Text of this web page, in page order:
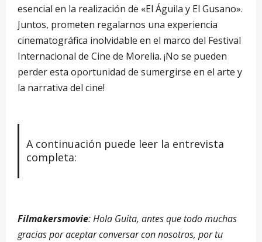
esencial en la realización de «El Águila y El Gusano».
Juntos, prometen regalarnos una experiencia
cinematográfica inolvidable en el marco del Festival
Internacional de Cine de Morelia. ¡No se pueden
perder esta oportunidad de sumergirse en el arte y
la narrativa del cine!
A continuación puede leer la entrevista
completa:
Filmakersmovie: Hola Guita, antes que todo muchas
gracias por aceptar conversar con nosotros, por tu